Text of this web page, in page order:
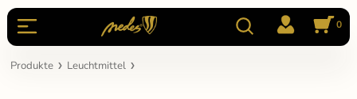
0
Produkte Leuchtmittel